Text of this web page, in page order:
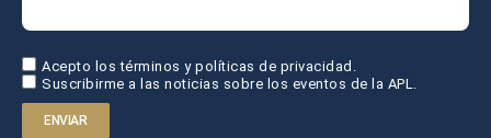
Acepto los términos y políticas de privacidad.
Suscribirme a las noticias sobre los eventos de la APL.
ENVIAR